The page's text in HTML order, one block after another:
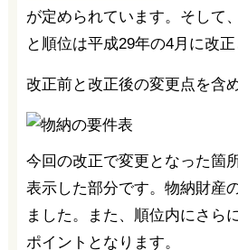
が定められています。そして
と順位は平成29年の4月に改正
改正前と改正後の変更点を含
今回の改正で変更となった箇
表示した部分です。物納財産
ました。また、順位内にさら
ポイントとなります。